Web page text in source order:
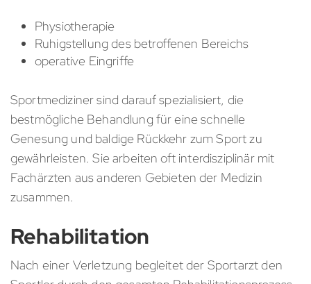
Physiotherapie
Ruhigstellung des betroffenen Bereichs
operative Eingriffe
Sportmediziner sind darauf spezialisiert, die
bestmögliche Behandlung für eine schnelle
Genesung und baldige Rückkehr zum Sport zu
gewährleisten. Sie arbeiten oft interdisziplinär mit
Fachärzten aus anderen Gebieten der Medizin
zusammen.
Rehabilitation
Nach einer Verletzung begleitet der Sportarzt den